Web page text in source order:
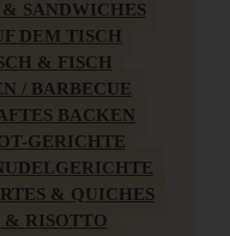
SANDWICHES
DEM TISCH
& FISCH
/ BARBECUE
BACKEN
GERICHTE
& QUICHES
& RISOTTO